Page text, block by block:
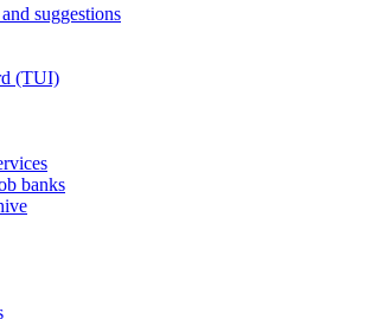
suggestions
(TUI)
banks